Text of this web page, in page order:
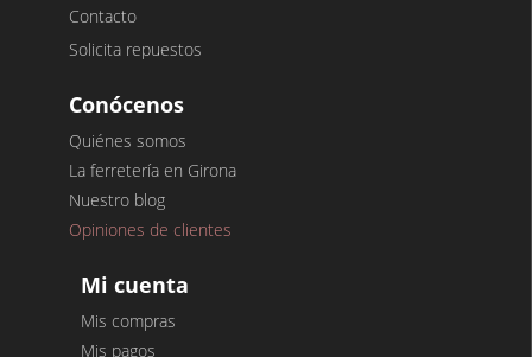
Contacto
Solicita repuestos
Conócenos
Quiénes somos
La ferretería en Girona
Nuestro blog
Opiniones de clientes
Mi cuenta
Mis compras
Mis pagos